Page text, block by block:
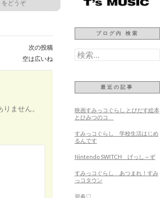
をどうぞ
次の投稿
空は広いね
ません。
ブログ内 検索
検
索:
最近の記事
映画すみっコぐらし とびだす絵本
とひみつのコ
すみっコぐらし 学校生活はじめ
るんです
Nintendo SWITCH げっし～ず
すみっコぐらし あつまれ！すみ
っコタウン
迎春♡